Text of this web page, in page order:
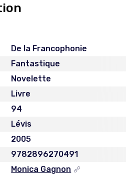
De la Francophonie
Fantastique
Novelette
Livre
94
Lévis
2005
9782896270491
Monica Gagnon
Ce